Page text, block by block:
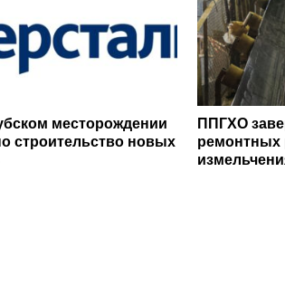
месторождении
строительство новых
ППГХО
ремонтных